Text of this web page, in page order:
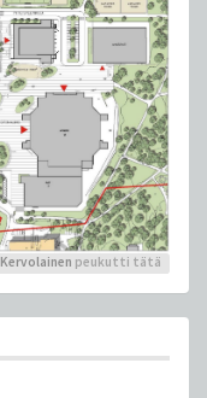
Kervolainen peukutti tätä